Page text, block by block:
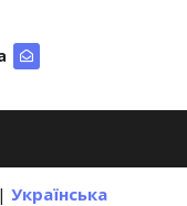
| Українська